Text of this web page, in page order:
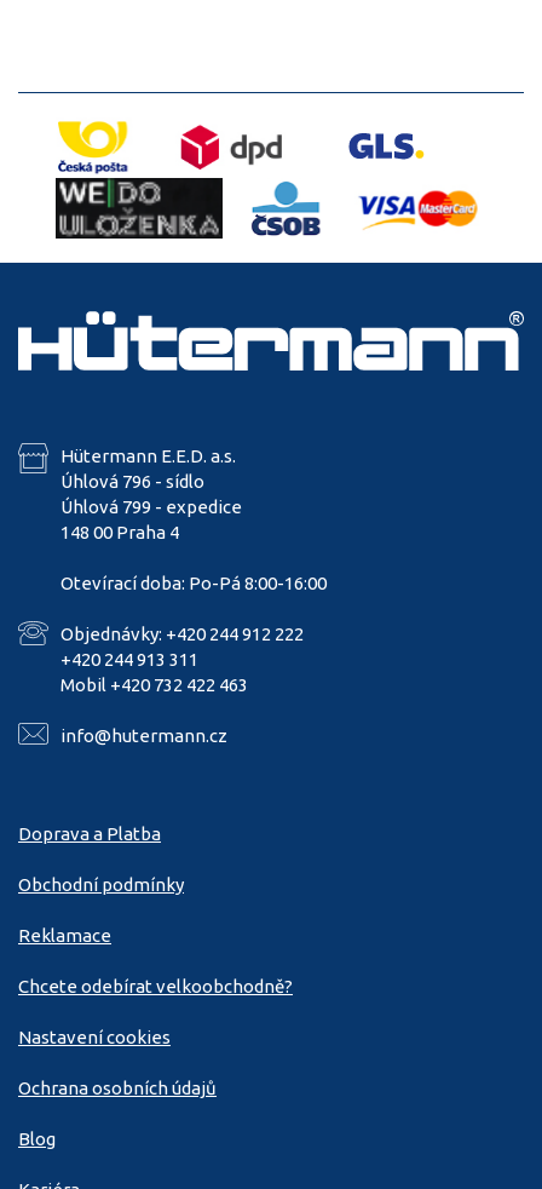
Hütermann E.E.D. a.s.
Úhlová 796 - sídlo
Úhlová 799 - expedice
148 00 Praha 4
Otevírací doba: Po-Pá 8:00-16:00
Objednávky: +420 244 912 222
+420 244 913 311
Mobil +420 732 422 463
info@hutermann.cz
Doprava a Platba
Obchodní podmínky
Reklamace
Chcete odebírat velkoobchodně?
Nastavení cookies
Ochrana osobních údajů
Blog